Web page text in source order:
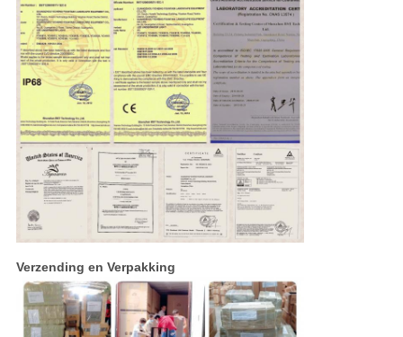
Verzending en Verpakking